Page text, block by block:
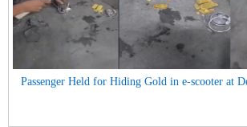
Passenger Held for Hiding Gold in e-scooter at